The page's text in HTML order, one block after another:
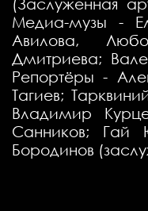
Медиа-музы -
Авилова,
Дмитриева;
Репортёры -
Тагиев;
Владимир
Санников; Гай
Бородинов